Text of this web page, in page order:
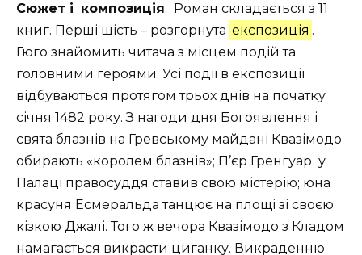
Сюжет і композиція. Роман складається з 11
книг. Перші шість – розгорнута експозиція .
Гюго знайомить читача з місцем подій та
головними героями. Усі події в експозиції
відбуваються протягом трьох днів на початку
січня 1482 року. З нагоди дня Богоявлення і
свята блазнів на Гревському майдані Квазімодо
обирають «королем блазнів»; П’єр Гренгуар у
Палаці правосуддя ставив свою містерію; юна
красуня Есмеральда танцює на площі зі своєю
кізкою Джалі. Того ж вечора Квазімодо з Кладом
намагається викрасти циганку. Викраденню